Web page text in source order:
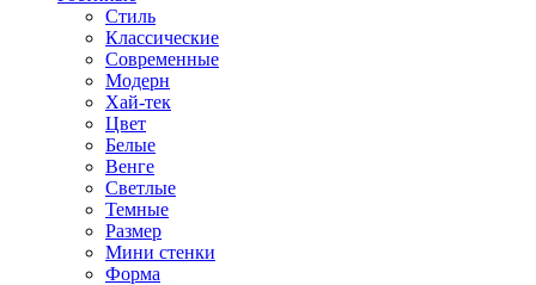
Стиль
Классические
Современные
Модерн
Хай-тек
Цвет
Белые
Венге
Светлые
Темные
Размер
Мини стенки
Форма